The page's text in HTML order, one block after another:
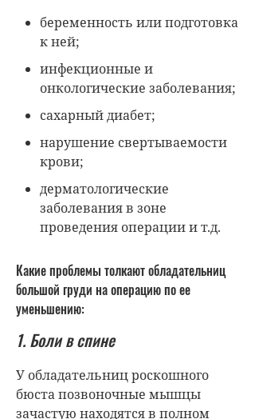
беременность или подготовка
к ней;
инфекционные и
онкологические заболевания;
сахарный диабет;
нарушение свертываемости
крови;
дерматологические
заболевания в зоне
проведения операции и т.д.
Какие проблемы толкают обладательниц
большой груди на операцию по ее
уменьшению:
1. Боли в спине
У обладательниц роскошного
бюста позвоночные мышцы
зачастую находятся в полном